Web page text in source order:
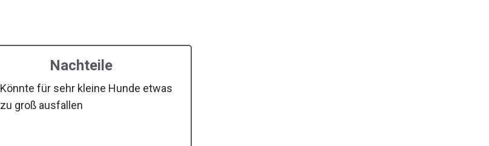
Nachteile
Könnte für sehr kleine Hunde etwas
zu groß ausfallen